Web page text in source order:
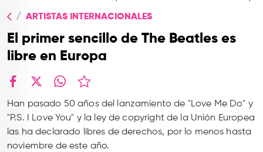
CONTACTO
ARTISTAS INTERNACIONALES
El primer sencillo de The Beatles es
libre en Europa
Han pasado 50 años del lanzamiento de "Love Me Do" y
"P.S. I Love You" y la ley de copyright de la Unión Europea
las ha declarado libres de derechos, por lo menos hasta
noviembre de este año.